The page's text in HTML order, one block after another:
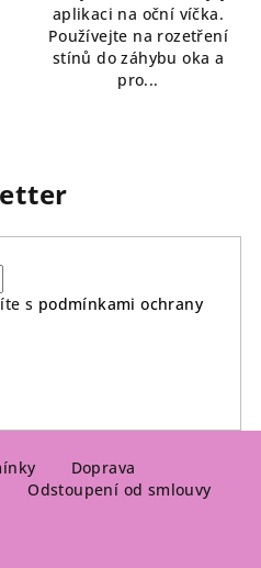
aplikaci na oční víčka.
Používejte na rozetření
stínů do záhybu oka a
pro...
s podmínkami ochrany
Doprava
Odstoupení od smlouvy